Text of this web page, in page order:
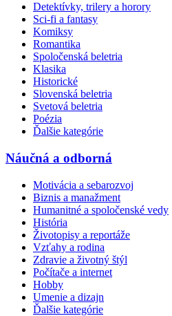
Detektívky, trilery a horory
Sci-fi a fantasy
Komiksy
Romantika
Spoločenská beletria
Klasika
Historické
Slovenská beletria
Svetová beletria
Poézia
Ďalšie kategórie
Náučná a odborná
Motivácia a sebarozvoj
Biznis a manažment
Humanitné a spoločenské vedy
História
Životopisy a reportáže
Vzťahy a rodina
Zdravie a životný štýl
Počítače a internet
Hobby
Umenie a dizajn
Ďalšie kategórie